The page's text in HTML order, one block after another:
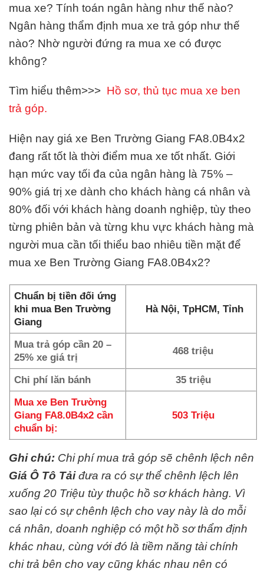
mua xe? Tính toán ngân hàng như thế nào?
Ngân hàng thẩm định mua xe trả góp như thế
nào? Nhờ người đứng ra mua xe có được
không?
Tìm hiểu thêm>>> Hồ sơ, thủ tục mua xe ben
trả góp.
Hiện nay giá xe Ben Trường Giang FA8.0B4x2
đang rất tốt là thời điểm mua xe tốt nhất. Giới
hạn mức vay tối đa của ngân hàng là 75% –
90% giá trị xe dành cho khách hàng cá nhân và
80% đối với khách hàng doanh nghiệp, tùy theo
từng phiên bản và từng khu vực khách hàng mà
người mua cần tối thiểu bao nhiêu tiền mặt để
mua xe Ben Trường Giang FA8.0B4x2?
Chuẩn bị tiền đối ứng
khi mua Ben Trường
Giang
Hà Nội, TpHCM, Tỉnh
Mua trả góp cần 20 –
25% xe giá trị
468 triệu
Chi phí lăn bánh
35 triệu
Mua xe Ben Trường
Giang FA8.0B4x2 cần
chuẩn bị:
503 Triệu
Ghi chú: Chi phí mua trả góp sẽ chênh lệch nên
Giá Ô Tô Tảiđưa ra có sự thể chênh lệch lên
xuống 20 Triệu tùy thuộc hồ sơ khách hàng. Vì
sao lại có sự chênh lệch cho vay này là do mỗi
cá nhân, doanh nghiệp có một hồ sơ thẩm định
khác nhau, cùng với đó là tiềm năng tài chính
chi trả bên cho vay cũng khác nhau nên có